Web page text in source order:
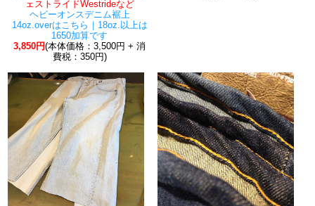
ェストライドWestrideなど
ヘビーオンスデニム裾上
14oz.overはこちら｜18oz.以上は
1650加算です
3,850円(本体価格：3,500円 + 消
費税：350円)